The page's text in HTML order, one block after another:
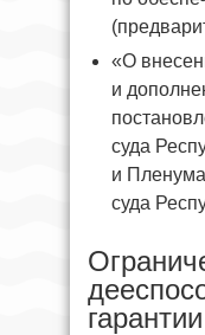
«О
и
суда
и
суда